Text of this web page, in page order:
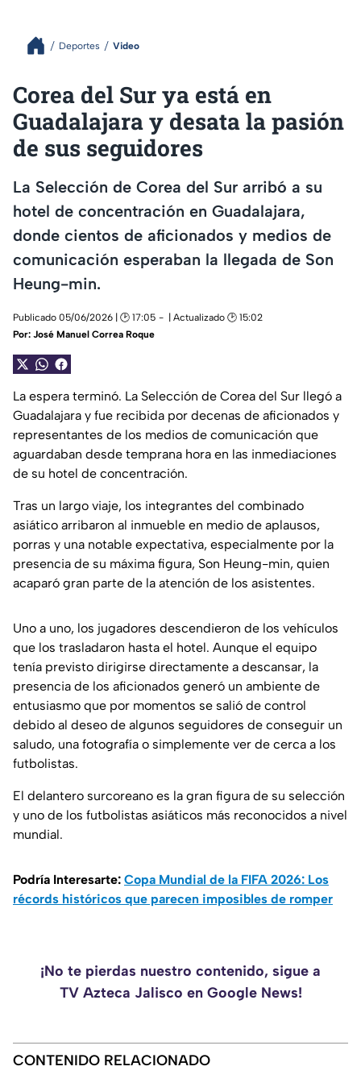
Deportes Video
Corea del Sur ya está en
Guadalajara y desata la pasión
de sus seguidores
La Selección de Corea del Sur arribó a su
hotel de concentración en Guadalajara,
donde cientos de aficionados y medios de
comunicación esperaban la llegada de Son
Heung-min.
Publicado 05/06/2026 | 🕑 17:05
| Actualizado 🕑 15:02
Por: José Manuel Correa Roque
La espera terminó. La Selección de Corea del Sur llegó a
Guadalajara y fue recibida por decenas de aficionados y
representantes de los medios de comunicación que
aguardaban desde temprana hora en las inmediaciones
de su hotel de concentración.
Tras un largo viaje, los integrantes del combinado
asiático arribaron al inmueble en medio de aplausos,
porras y una notable expectativa, especialmente por la
presencia de su máxima figura, Son Heung-min, quien
acaparó gran parte de la atención de los asistentes.
Uno a uno, los jugadores descendieron de los vehículos
que los trasladaron hasta el hotel. Aunque el equipo
tenía previsto dirigirse directamente a descansar, la
presencia de los aficionados generó un ambiente de
entusiasmo que por momentos se salió de control
debido al deseo de algunos seguidores de conseguir un
saludo, una fotografía o simplemente ver de cerca a los
futbolistas.
El delantero surcoreano es la gran figura de su selección
y uno de los futbolistas asiáticos más reconocidos a nivel
mundial.
Podría Interesarte: Copa Mundial de la FIFA 2026: Los
récords históricos que parecen imposibles de romper
¡No te pierdas nuestro contenido, sigue a
TV Azteca Jalisco en Google News!
CONTENIDO RELACIONADO